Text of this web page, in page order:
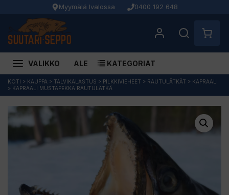
Myymälä Ivalossa 0400 192 648
VALIKKO ALE KATEGORIAT
Siirry
sisältöön
KOTI > KAUPPA > TALVIKALASTUS > PILKKIVIEHEET > RAUTULÄTKÄT > KAPRAALI
> KAPRAALI MUSTAPEKKA RAUTULÄTKÄ